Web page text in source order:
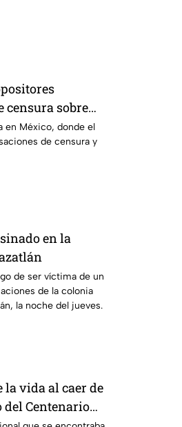
censura sobre
en México, donde el
de censura y
en la
de ser víctima de un
de la colonia
la noche del jueves.
la vida al caer de
del Centenario